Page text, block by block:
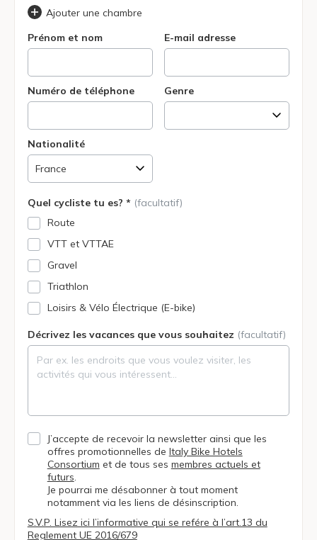
Ajouter une chambre
Prénom et nom
E-mail adresse
Numéro de téléphone Genre
Nationalité
Quel cycliste tu es? * (facultatif)
Route
VTT et VTTAE
Gravel
Triathlon
Loisirs & Vélo Électrique (E-bike)
Décrivez les vacances que vous souhaitez (facultatif)
J’accepte de recevoir la newsletter ainsi que les
offres promotionnelles de Italy Bike Hotels
Consortium et de tous ses membres actuels et
futurs.
Je pourrai me désabonner à tout moment
notamment via les liens de désinscription.
S.V.P. Lisez ici l’informative qui se refére à l’art.13 du
Reglement UE 2016/679